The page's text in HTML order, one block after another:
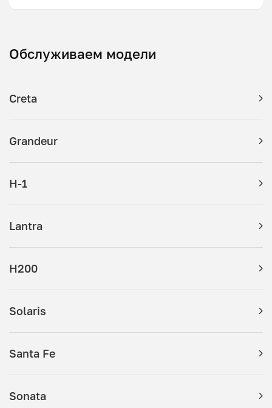
Обслуживаем модели
Creta
Grandeur
H-1
Lantra
H200
Solaris
Santa Fe
Sonata